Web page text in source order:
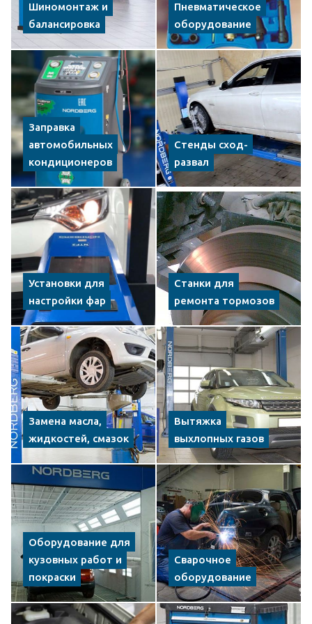
Шиномонтаж и
балансировка
Пневматическое
оборудование
Заправка
автомобильных
кондиционеров
Стенды сход-
развал
Установки для
настройки фар
Станки для
ремонта тормозов
Замена масла,
жидкостей, смазок
Вытяжка
выхлопных газов
Оборудование для
кузовных работ и
покраски
Сварочное
оборудование